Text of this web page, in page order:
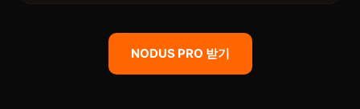
NODUS PRO 받기